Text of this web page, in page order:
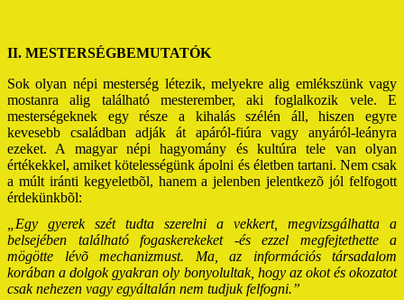
II. MESTERSÉGBEMUTATÓK
Sok olyan népi mesterség létezik, melyekre alig emlékszünk vagy
mostanra alig található mesterember, aki foglalkozik vele. E
mesterségeknek egy része a kihalás szélén áll, hiszen egyre
kevesebb családban adják át apáról-fiúra vagy anyáról-leányra
ezeket. A magyar népi hagyomány és kultúra tele van olyan
értékekkel, amiket kötelességünk ápolni és életben tartani. Nem csak
a múlt iránti kegyeletbõl, hanem a jelenben jelentkezõ jól felfogott
érdekünkbõl:
„Egy gyerek szét tudta szerelni a vekkert, megvizsgálhatta a
belsejében található fogaskerekeket -és ezzel megfejtethette a
mögötte lévõ mechanizmust. Ma, az információs társadalom
korában a dolgok gyakran oly bonyolultak, hogy az okot és okozatot
csak nehezen vagy egyáltalán nem tudjuk felfogni.”